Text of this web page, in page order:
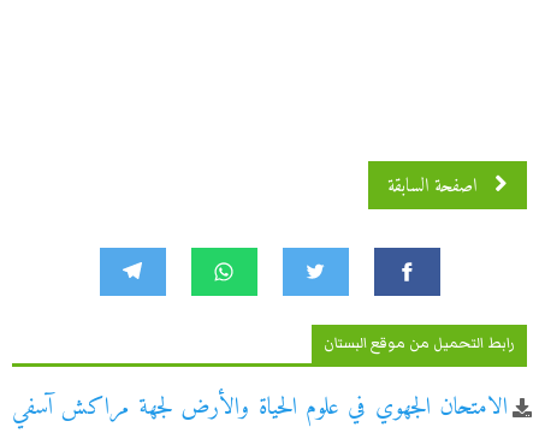
اصفحة السابقة
رابط التحميل من موقع البستان
الامتحان الجهوي في علوم الحياة والأرض لجهة مراكش آسفي